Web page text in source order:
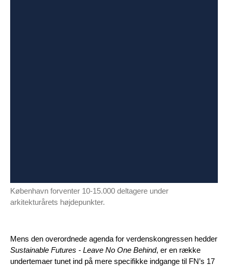
København forventer 10-15.000 deltagere under
arkitekturårets højdepunkter.
Mens den overordnede agenda for verdenskongressen hedder
Sustainable Futures - Leave No One Behind, er en række
undertemaer tunet ind på mere specifikke indgange til FN’s 17